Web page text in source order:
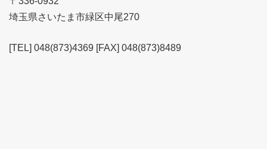
埼玉県さいたま市緑区中尾270
[TEL] 048(873)4369 [FAX] 048(873)8489